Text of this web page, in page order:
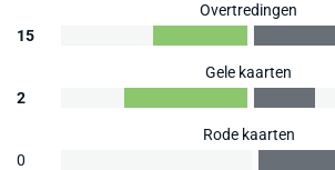
Overtredingen
15
Gele kaarten
2
Rode kaarten
0